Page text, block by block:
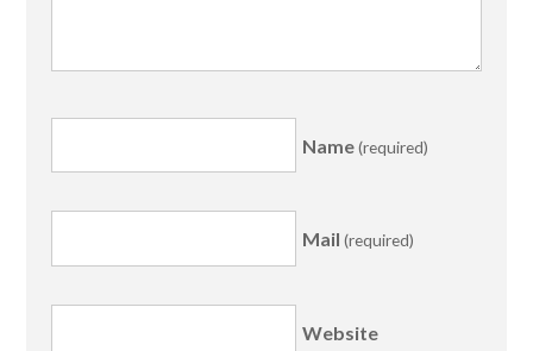
Name(required)
Mail (required)
Website